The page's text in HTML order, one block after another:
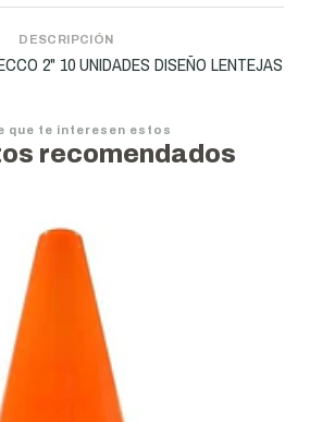
DESCRIPCIÓN
2" 10 UNIDADES DISEÑO LENTEJAS
que te interesen estos
recomendados